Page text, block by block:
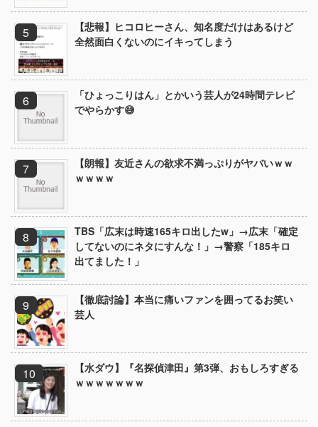
【悲報】ヒコロヒーさん、知名度だけはあるけど
全然面白くないのにイキってしまう
「ひょっこりはん」とかいう芸人が24時間テレビ
でやらかす😅
【朗報】友近さんの欲求不満っぷりがヤバいｗｗ
ｗｗｗｗ
TBS「広末は時速165キロ出したw」→広末「確定
してないのにネタにすんな！」→警察「185キロ
出てました！」
【徹底討論】本当に痛いファンを囲ってるお笑い
芸人
【水ダウ】『名探偵津田』第3弾、おもしろすぎる
ｗｗｗｗｗｗｗ